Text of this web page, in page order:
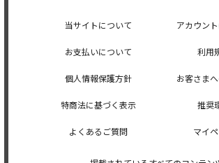
当サイトについて アカウン
お支払いについて 利用
個人情報保護方針 お客さま
特商法に基づく表示 推奨
よくあるご質問 マイ